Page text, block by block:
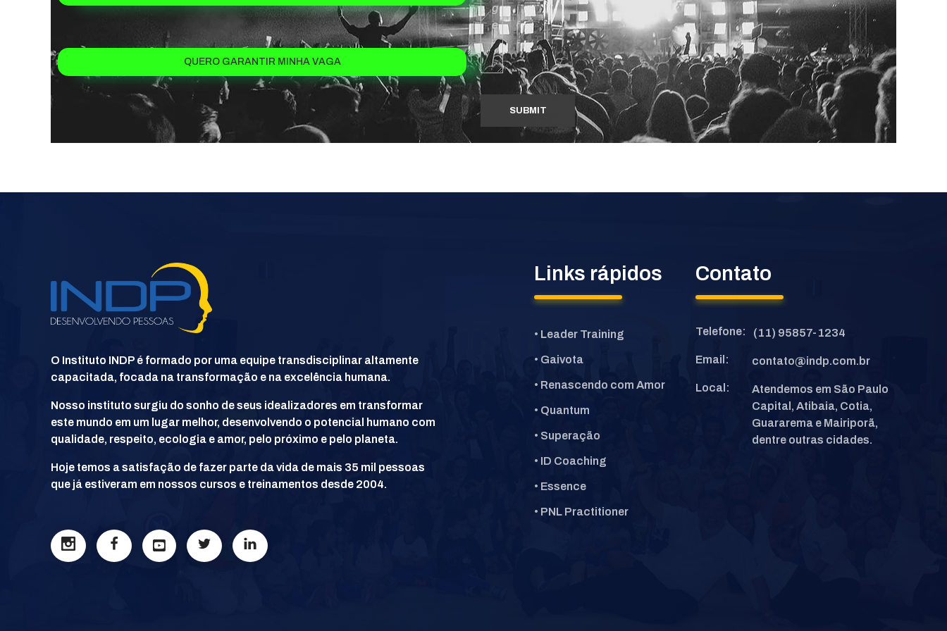
QUERO GARANTIR MINHA VAGA
O Instituto INDP é formado por uma equipe transdisciplinar altamente
capacitada, focada na transformação e na excelência humana.
Nosso instituto surgiu do sonho de seus idealizadores em transformar
este mundo em um lugar melhor, desenvolvendo o potencial humano com
qualidade, respeito, ecologia e amor, pelo próximo e pelo planeta.
Hoje temos a satisfação de fazer parte da vida de mais 35 mil pessoas
que já estiveram em nossos cursos e treinamentos desde 2004.
Links rápidos
• Leader Training
• Gaivota
• Renascendo com Amor
• Quantum
• Superação
• ID Coaching
• Essence
• PNL Practitioner
Contato
Telefone: (11) 95857-1234
Email: contato@indp.com.br
Local:
Atendemos em São Paulo
Capital, Atibaia, Cotia,
Guararema e Mairiporã,
dentre outras cidades.